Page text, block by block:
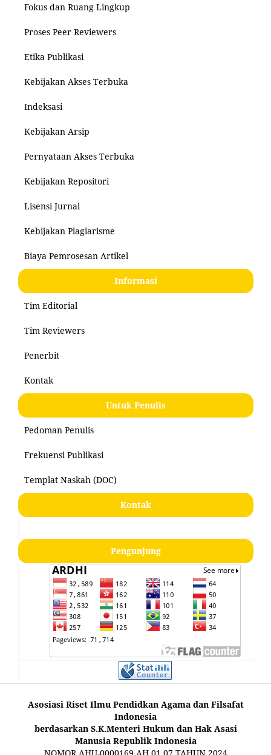
Fokus dan Ruang Lingkup
Proses Peer Reviewers
Etika Publikasi
Kebijakan Akses Terbuka
Indeksasi
Kebijakan Arsip
Pernyataan Akses Terbuka
Kebijakan Repositori
Lisensi Jurnal
Kebijakan Plagiarisme
Biaya Pemrosesan Artikel
Informasi
Tim Editorial
Tim Reviewers
Penerbit
Kontak
Untuk Penulis
Pedoman Penulis
Frekuensi Publikasi
Templat Naskah (DOC)
Kontak
Pengunjung
Asosiasi Riset Ilmu Pendidkan Agama dan Filsafat
Indonesia
berdasarkan S.K.Menteri Hukum dan Hak Asasi
Manusia Republik Indonesia